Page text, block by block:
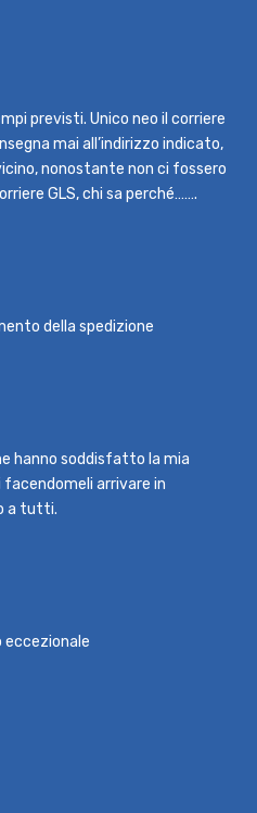
previsti. Unico neo il corriere
mai all’indirizzo indicato,
nonostante non ci fossero
GLS, chi sa perché…….
della spedizione
hanno soddisfatto la mia
arrivare in
a tutti.
eccezionale